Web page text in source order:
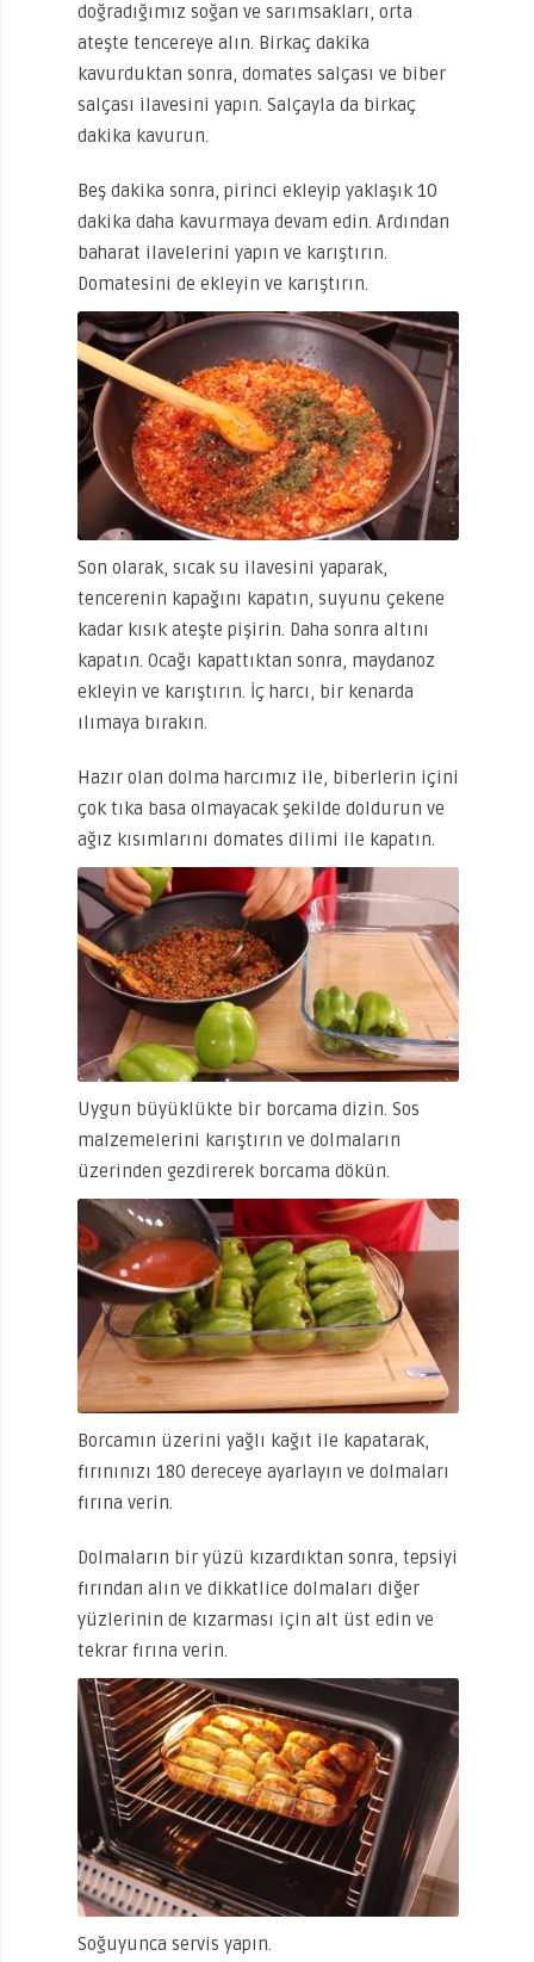
doğradığımız soğan ve sarımsakları, orta
ateşte tencereye alın. Birkaç dakika
kavurduktan sonra, domates salçası ve biber
salçası ilavesini yapın. Salçayla da birkaç
dakika kavurun.
Beş dakika sonra, pirinci ekleyip yaklaşık 10
dakika daha kavurmaya devam edin. Ardından
baharat ilavelerini yapın ve karıştırın.
Domatesini de ekleyin ve karıştırın.
Son olarak, sıcak su ilavesini yaparak,
tencerenin kapağını kapatın, suyunu çekene
kadar kısık ateşte pişirin. Daha sonra altını
kapatın. Ocağı kapattıktan sonra, maydanoz
ekleyin ve karıştırın. İç harcı, bir kenarda
ılımaya bırakın.
Hazır olan dolma harcımız ile, biberlerin içini
çok tıka basa olmayacak şekilde doldurun ve
ağız kısımlarını domates dilimi ile kapatın.
Uygun büyüklükte bir borcama dizin. Sos
malzemelerini karıştırın ve dolmaların
üzerinden gezdirerek borcama dökün.
Borcamın üzerini yağlı kağıt ile kapatarak,
fırınınızı 180 dereceye ayarlayın ve dolmaları
fırına verin.
Dolmaların bir yüzü kızardıktan sonra, tepsiyi
fırından alın ve dikkatlice dolmaları diğer
yüzlerinin de kızarması için alt üst edin ve
tekrar fırına verin.
Soğuyunca servis yapın.